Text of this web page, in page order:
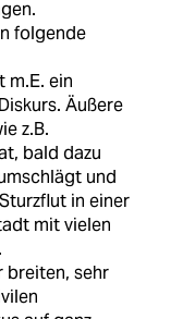
folgende
m.E. ein
Äußere
z.B.
bald dazu
und
in einer
mit vielen
breiten, sehr